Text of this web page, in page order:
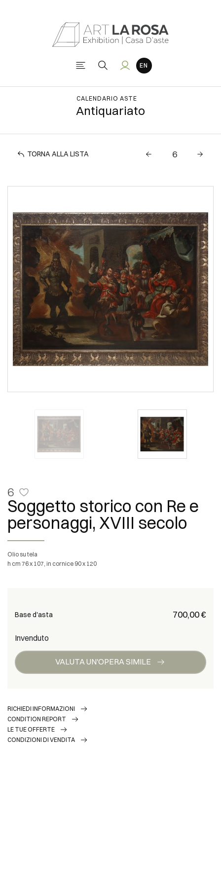
CALENDARIO ASTE
Antiquariato
TORNA ALLA LISTA
6
Soggetto storico con Re e
personaggi, XVIII secolo
olio su tela
h cm 76 x 107, in cornice 90 x 120
€ 700,00
Base d'asta
Invenduto
VALUTA UN'OPERA SIMILE
RICHIEDI INFORMAZIONI
CONDITION REPORT
LE TUE OFFERTE
CONDIZIONI DI VENDITA